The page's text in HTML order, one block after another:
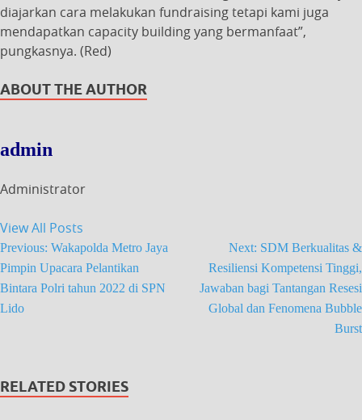
diajarkan cara melakukan fundraising tetapi kami juga
mendapatkan capacity building yang bermanfaat”,
pungkasnya. (Red)
ABOUT THE AUTHOR
admin
Administrator
View All Posts
Previous: Wakapolda Metro Jaya
Pimpin Upacara Pelantikan
Bintara Polri tahun 2022 di SPN
Lido
Next: SDM Berkualitas &
Resiliensi Kompetensi Tinggi,
Jawaban bagi Tantangan Resesi
Global dan Fenomena Bubble
Burst
RELATED STORIES